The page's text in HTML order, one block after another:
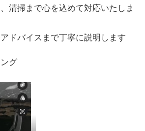
清掃まで心を込めて対応いたしま
ドバイスまで丁寧に説明します
グ